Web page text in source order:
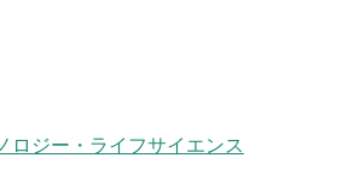
ロジー・ライフサイエンス